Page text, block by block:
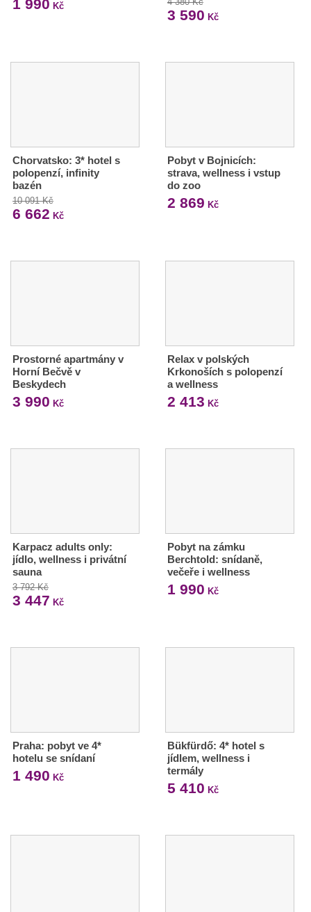
1 990 Kč
3 590 Kč
Chorvatsko: 3* hotel s
polopenzí, infinity
bazén
10 091 Kč
6 662 Kč
Pobyt v Bojnicích:
strava, wellness i vstup
do zoo
2 869 Kč
Prostorné apartmány v
Horní Bečvě v
Beskydech
3 990 Kč
Relax v polských
Krkonoších s polopenzí
a wellness
2 413 Kč
Karpacz adults only:
jídlo, wellness i privátní
sauna
3 792 Kč
3 447 Kč
Pobyt na zámku
Berchtold: snídaně,
večeře i wellness
1 990 Kč
Praha: pobyt ve 4*
hotelu se snídaní
1 490 Kč
Bükfürdő: 4* hotel s
jídlem, wellness i
termály
5 410 Kč